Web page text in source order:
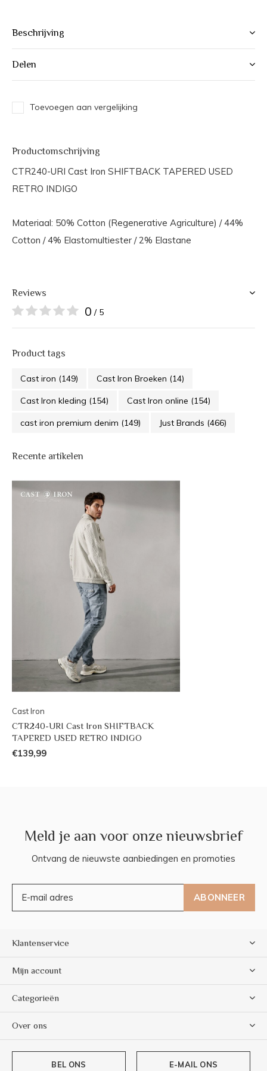
Beschrijving
Delen
Toevoegen aan vergelijking
Productomschrijving
CTR240-URI Cast Iron SHIFTBACK TAPERED USED
RETRO INDIGO
Materiaal: 50% Cotton (Regenerative Agriculture) / 44%
Cotton / 4% Elastomultiester / 2% Elastane
Reviews
0 / 5
Product tags
Cast iron (149) Cast Iron Broeken (14)
Cast Iron kleding (154) Cast Iron online (154)
cast iron premium denim (149) Just Brands (466)
Recente artikelen
Cast Iron
CTR240-URI Cast Iron SHIFTBACK
TAPERED USED RETRO INDIGO
€139,99
Meld je aan voor onze nieuwsbrief
Ontvang de nieuwste aanbiedingen en promoties
ABONNEER
Klantenservice
Mijn account
Categorieën
Over ons
BEL ONS E-MAIL ONS